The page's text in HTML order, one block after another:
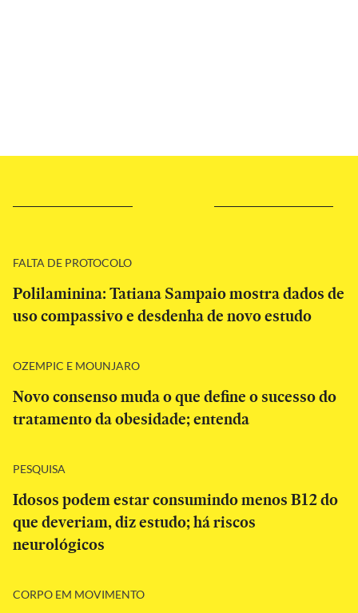
FALTA DE PROTOCOLO
Polilaminina: Tatiana Sampaio mostra dados de
uso compassivo e desdenha de novo estudo
OZEMPIC E MOUNJARO
Novo consenso muda o que define o sucesso do
tratamento da obesidade; entenda
PESQUISA
Idosos podem estar consumindo menos B12 do
que deveriam, diz estudo; há riscos
neurológicos
CORPO EM MOVIMENTO